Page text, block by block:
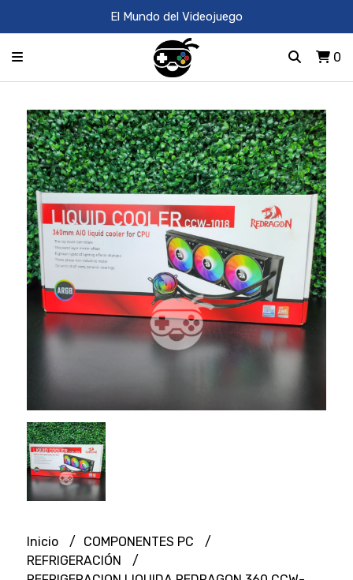
El Mundo del Videojuego
0
Inicio
COMPONENTES PC
REFRIGERACIÓN